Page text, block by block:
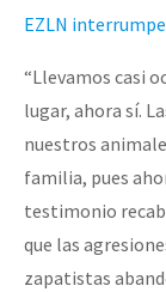
EZLN
“Llevamos casi
lugar, ahora sí.
nuestros
familia, pues
testimonio
que las
zapatistas